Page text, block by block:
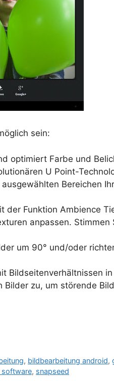
sein:
optimiert Farbe und
U Point-
Bereichen
der Funktion Ambience
anpassen. Stimmen
um 90° und/oder
Bildseitenverhältnissen
zu, um störende
, bildbearbeitung android,
software, snapseed